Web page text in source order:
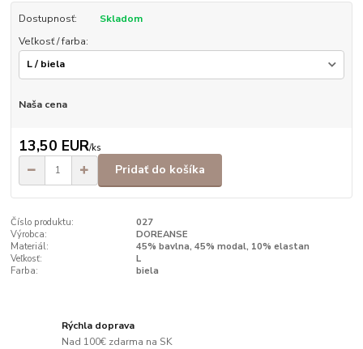
Dostupnosť:
Skladom
Veľkosť / farba:
Naša cena
13,50 EUR/ks
Pridať do košíka
Číslo produktu:
027
Výrobca:
DOREANSE
Materiál:
45% bavlna, 45% modal, 10% elastan
Veľkosť:
L
Farba:
biela
Rýchla doprava
Nad 100€ zdarma na SK